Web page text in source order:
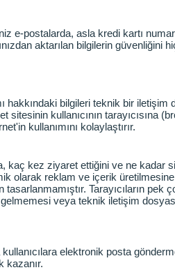
e-postalarda, asla kredi kartı
aktarılan bilgilerin güvenliğini
hakkındaki bilgileri teknik bir
kullanıcının tarayıcısına
kullanımını kolaylaştırır.
kez ziyaret ettiğini ve ne kadar
olarak reklam ve içerik
Tarayıcıların pek
veya teknik iletişim
elektronik posta
kazanır.